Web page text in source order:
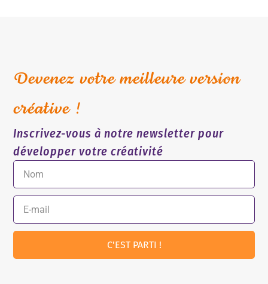
Devenez votre meilleure version
créative !
Inscrivez-vous à notre newsletter pour
développer votre créativité
C'EST PARTI !